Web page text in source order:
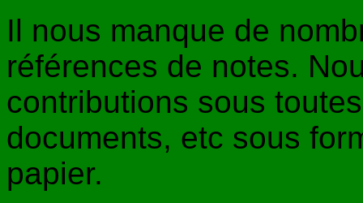
Il nous manque de
références de notes.
contributions sous
documents, etc sous
papier.